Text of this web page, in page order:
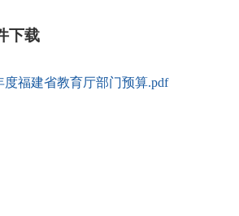
下载
度福建省教育厅部门预算.pdf